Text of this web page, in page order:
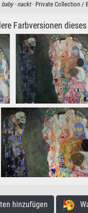
baby · nackt· Private Collection /
Farbversionen
hinzufügen